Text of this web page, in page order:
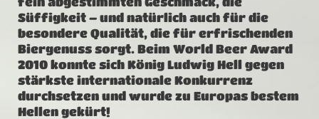
Süffigkeit – und natürlich auch für die
besondere Qualität, die für erfrischenden
Biergenuss sorgt. Beim World Beer Award
2010 konnte sich König Ludwig Hell gegen
stärkste internationale Konkurrenz
durchsetzen und wurde zu Europas bestem
Hellen gekürt!